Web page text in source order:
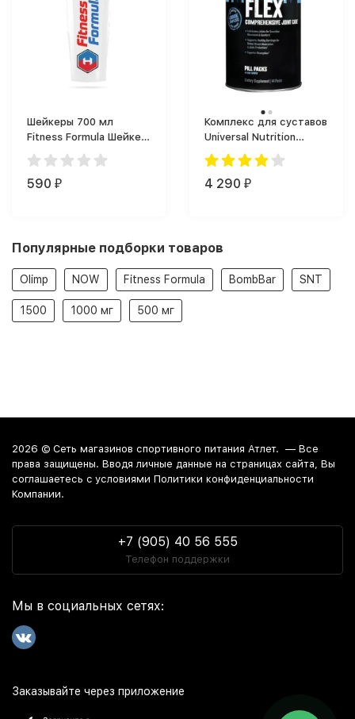
Шейкеры 700 мл
Fitness Formula Шейкер
Фитнес Формула (700
мл)
590 ₽
Комплекс для суставов
Universal Nutrition
Animal Flex (44 таб.)
4 290 ₽
Популярные подборки товаров
Olimp NOW Fitness Formula BombBar SNT
1500 1000 мг 500 мг
2026 © Сеть магазинов спортивного питания Атлет. — Все
права защищены. Вводя личные данные на страницах сайта, Вы
соглашаетесь c условиями Политики конфиденциальности
Компании.
+7 (905) 40 56 555
Телефон поддержки
Мы в социальных сетях:
Заказывайте через приложение